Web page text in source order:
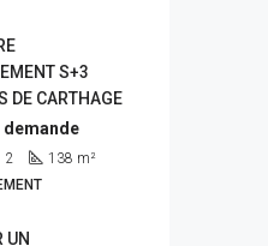
S+3
DE CARTHAGE
demande
2 138 m²
UN